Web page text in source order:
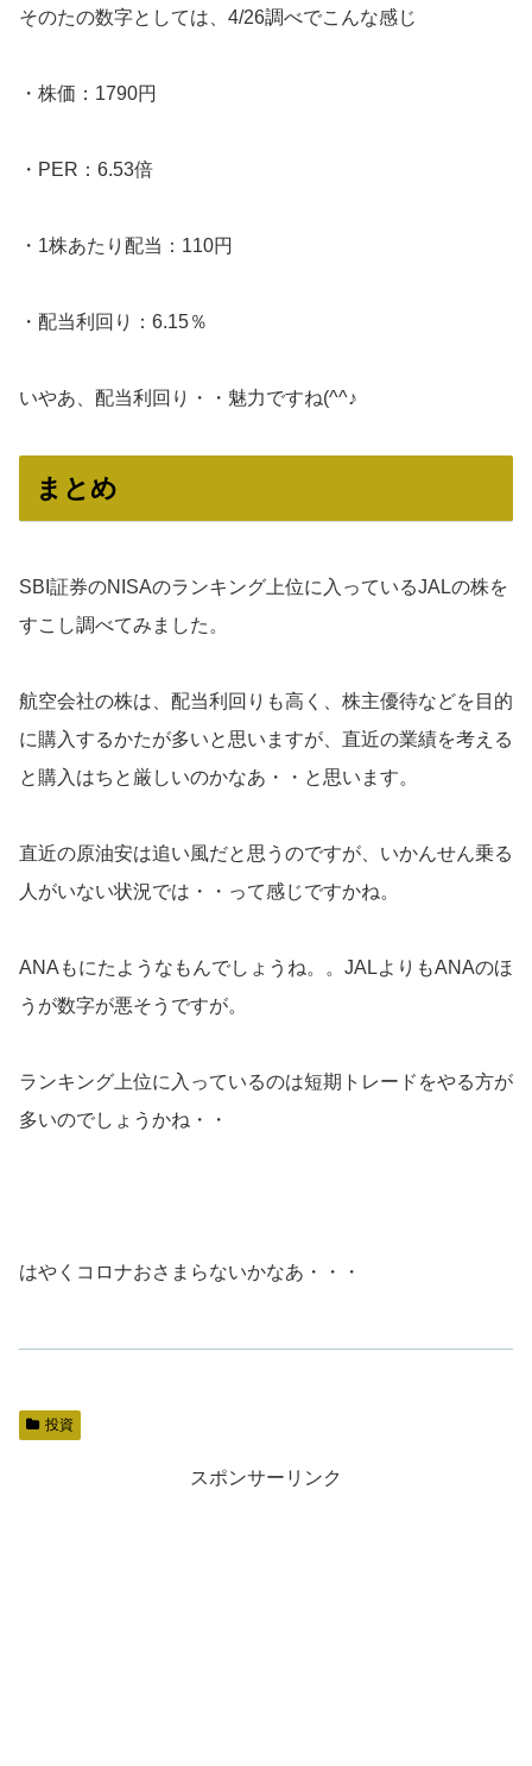
そのたの数字としては、4/26調べでこんな感じ
・株価：1790円
・PER：6.53倍
・1株あたり配当：110円
・配当利回り：6.15％
いやあ、配当利回り・・魅力ですね(^^♪
まとめ
SBI証券のNISAのランキング上位に入っているJALの株を
すこし調べてみました。
航空会社の株は、配当利回りも高く、株主優待などを目的
に購入するかたが多いと思いますが、直近の業績を考える
と購入はちと厳しいのかなあ・・と思います。
直近の原油安は追い風だと思うのですが、いかんせん乗る
人がいない状況では・・って感じですかね。
ANAもにたようなもんでしょうね。。JALよりもANAのほ
うが数字が悪そうですが。
ランキング上位に入っているのは短期トレードをやる方が
多いのでしょうかね・・
はやくコロナおさまらないかなあ・・・
投資
スポンサーリンク